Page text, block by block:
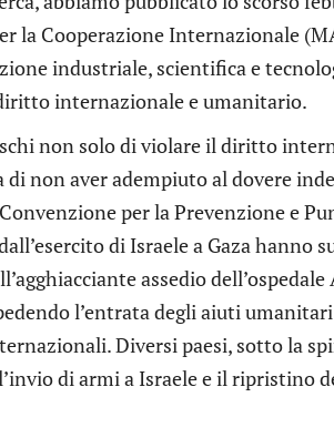
la Cooperazione Internazionale
industriale, scientifica e
internazionale e umanitario.
non solo di violare il diritto
non aver adempiuto al dovere
per la Prevenzione e
di Israele a Gaza hanno
assedio dell’ospedale
l’entrata degli aiuti
Diversi paesi, sotto la
di armi a Israele e il ripristino